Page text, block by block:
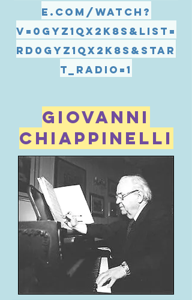
e.com/watch?
v=0GyZ1qX2k8s&list=
RD0GyZ1qX2k8s&star
t_radio=1
GIOVANNI
CHIAPPINELLI